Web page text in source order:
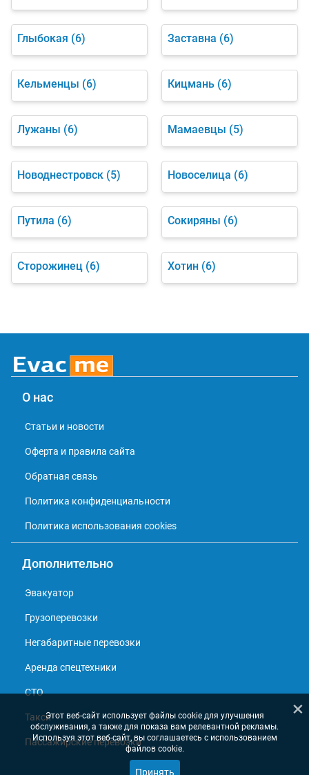
Глыбокая (6) Заставна (6)
Кельменцы (6) Кицмань (6)
Лужаны (6) Мамаевцы (5)
Новоднестровск (5) Новоселица (6)
Путила (6) Сокиряны (6)
Сторожинец (6) Хотин (6)
О нас
Статьи и новости
Оферта и правила сайта
Обратная связь
Политика конфиденциальности
Политика использования cookies
Дополнительно
Эвакуатор
Грузоперевозки
Негабаритные перевозки
Аренда спецтехники
СТО
Такси
Пассажирские перевозки
×
Этот веб-сайт использует файлы cookie для улучшения
обслуживания, а также для показа вам релевантной рекламы.
Используя этот веб-сайт, вы соглашаетесь с использованием
файлов cookie.
Принять